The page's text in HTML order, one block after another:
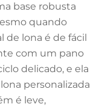
base robusta
quando
lona é de fácil
com um pano
delicado, e ela
personalizada
é leve,